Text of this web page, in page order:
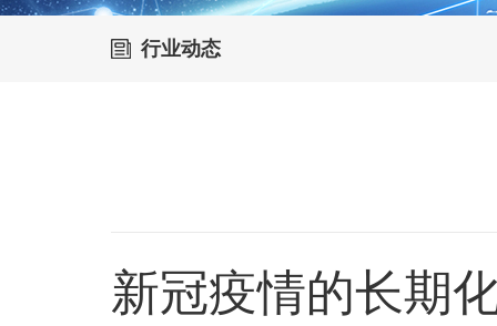
行业动态
新冠疫情的长期